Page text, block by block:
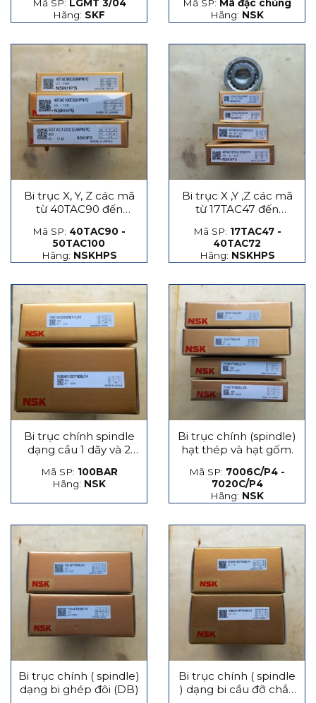
Mã SP: LGMT 3/04
Hãng: SKF
Mã SP: Mã đặc chủng
Hãng: NSK
Bi trục X, Y, Z các mã
từ 40TAC90 đến
Mã SP: 40TAC90 -
50TAC100
Hãng: NSKHPS
Bi trục X ,Y ,Z các mã
từ 17TAC47 đến
Mã SP: 17TAC47 -
40TAC72
Hãng: NSKHPS
Bi trục chính spindle
dạng cầu 1 dãy và 2
Mã SP: 100BAR
Hãng: NSK
Bi trục chính (spindle)
hạt thép và hạt gốm.
Mã SP: 7006C/P4 -
7020C/P4
Hãng: NSK
Bi trục chính ( spindle)
dạng bi ghép đôi (DB)
Bi trục chính ( spindle
) dạng bi cầu đỡ chắn